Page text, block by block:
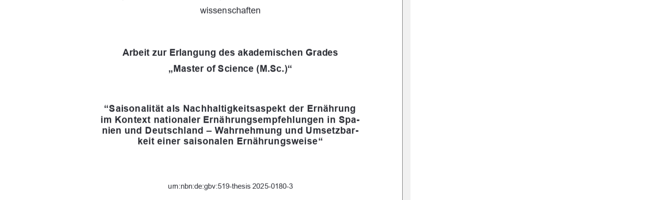
wissenschaften
Arbeit zur Erlangung des akademischen Grades
„Master of Science (M.Sc.)“
“Saisonalität als Nachhaltigkeitsaspekt der Ernährung
im Kontext nationaler Ernährungsempfehlungen in Spa-
nien und Deutschland – Wahrnehmung und Umsetzbar-
keit einer saisonalen Ernährungsweise“
urn:nbn:de:gbv:519-thesis 2025-0180-3